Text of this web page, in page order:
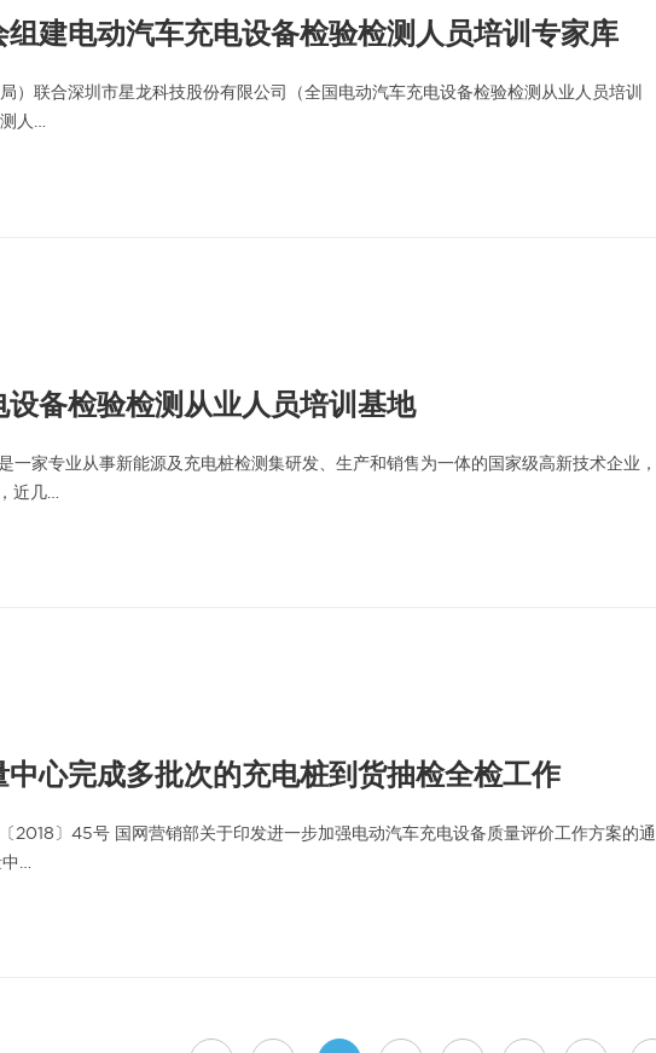
建电动汽车充电设备检验检测人员培训专家库
）联合深圳市星龙科技股份有限公司（全国电动汽车充电设备检验检测从业人员培训
人…
备检验检测从业人员培训基地
家专业从事新能源及充电桩检测集研发、生产和销售为一体的国家级高新技术企业，
近几…
心完成多批次的充电桩到货抽检全检工作
2018〕45号 国网营销部关于印发进一步加强电动汽车充电设备质量评价工作方案的通
…